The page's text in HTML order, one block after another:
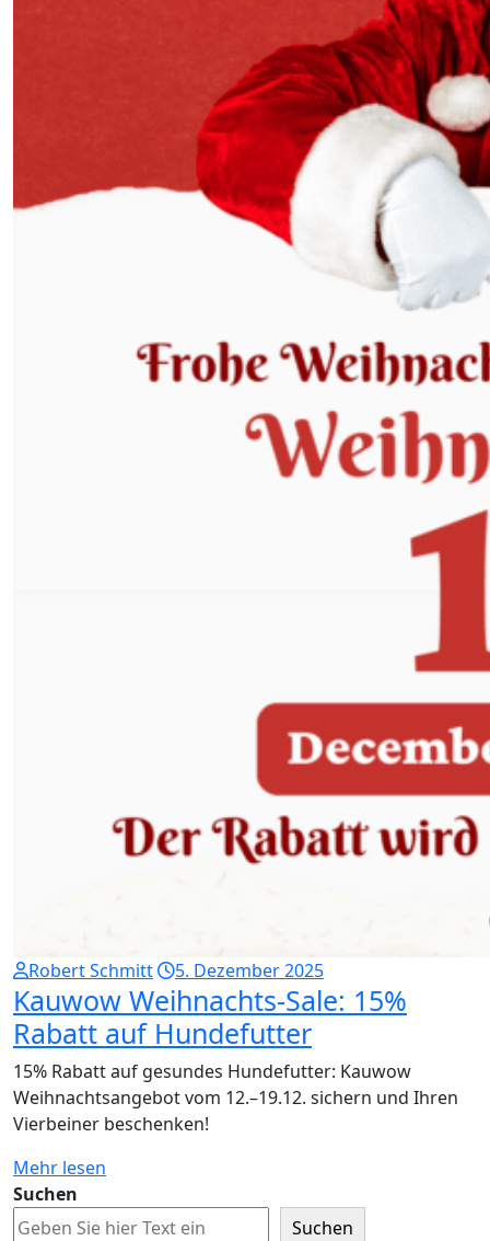
Robert Schmitt 5. Dezember 2025
Kauwow Weihnachts-Sale: 15%
Rabatt auf Hundefutter
15% Rabatt auf gesundes Hundefutter: Kauwow
Weihnachtsangebot vom 12.–19.12. sichern und Ihren
Vierbeiner beschenken!
Mehr lesen
Suchen
Suchen